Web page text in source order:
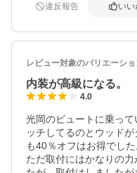
違反報告 いい
レビュー対象のバリエーショ
内装が高級になる。
4.0
光岡のビュートに乗っ
ッチしてるのとウッド
も40％オフはお得でした
ただ取付にはかなりの